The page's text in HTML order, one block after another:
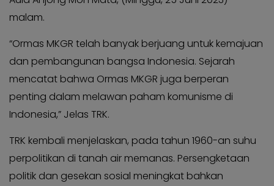
Photo
KABAR
KADER
malam.
“Ormas MKGR telah banyak berjuang untuk kemajuan
dan pembangunan bangsa Indonesia. Sejarah
mencatat bahwa Ormas MKGR juga berperan
penting dalam melawan paham komunisme di
Indonesia,” Jelas TRK.
TRK kembali menjelaskan, pada tahun 1960-an suhu
perpolitikan di tanah air memanas. Persengketaan
politik dan gesekan sosial meningkat bahkan